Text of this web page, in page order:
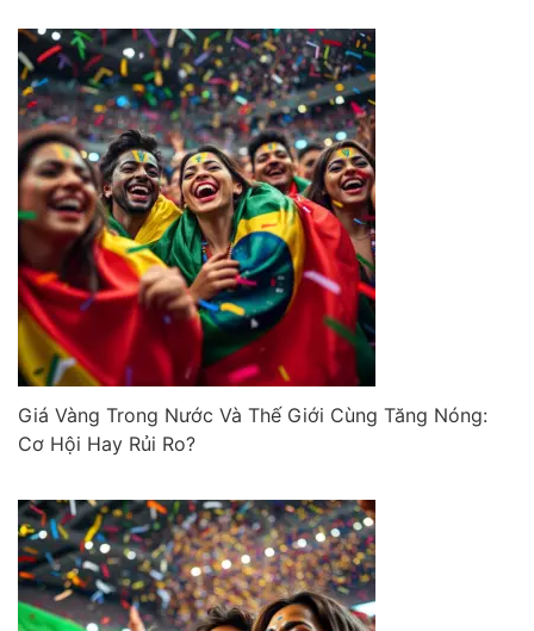
Giá Vàng Trong Nước Và Thế Giới Cùng Tăng Nóng:
Cơ Hội Hay Rủi Ro?